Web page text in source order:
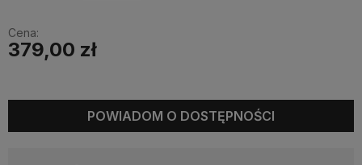
Cena:
379,00 zł
POWIADOM O DOSTĘPNOŚCI